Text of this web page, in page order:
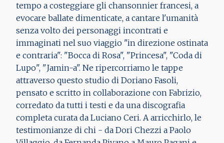
tempo a costeggiare gli chansonnier francesi, a
evocare ballate dimenticate, a cantare l'umanità
senza volto dei personaggi incontrati e
immaginati nel suo viaggio "in direzione ostinata
e contraria": "Bocca di Rosa", "Princesa", "Coda di
Lupo", "Jamin-a". Ne ripercorriamo le tappe
attraverso questo studio di Doriano Fasoli,
pensato e scritto in collaborazione con Fabrizio,
corredato da tutti i testi e da una discografia
completa curata da Luciano Ceri. A arricchirlo, le
testimonianze di chi - da Dori Chezzi a Paolo